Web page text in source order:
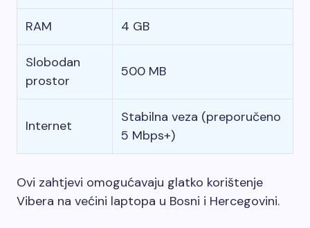
RAM 4 GB
Slobodan
prostor
500 MB
Internet
Stabilna veza (preporučeno
5 Mbps+)
Ovi zahtjevi omogućavaju glatko korištenje
Vibera na većini laptopa u Bosni i Hercegovini.